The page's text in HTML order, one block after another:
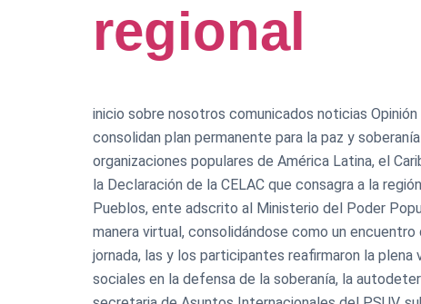
regional
inicio sobre nosotros comunicados noticias
consolidan plan permanente para la paz y
organizaciones populares de América Latina, el
la Declaración de la CELAC que consagra a la
Pueblos, ente adscrito al Ministerio del Poder
manera virtual, consolidándose como un
jornada, las y los participantes reafirmaron la
sociales en la defensa de la soberanía, la